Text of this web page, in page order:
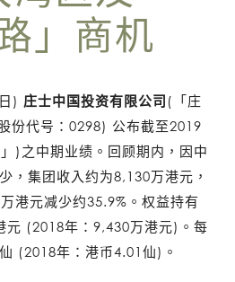
」商机
) 庄士中国投资有限公司 (「庄
份代号：0298) 公布截至2019
)之中期业绩。回顾期内，因中
，集团收入约为8,130万港元，
港元减少约35.9%。权益持有
元 (2018年：9,430万港元)。每
(2018年：港币4.01仙)。